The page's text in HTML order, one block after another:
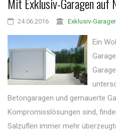
24.06.2016 Exklusiv-
Ein
Betongaragen und gemauerte
Kompromisslösungen sind,
Salzuflen immer mehr